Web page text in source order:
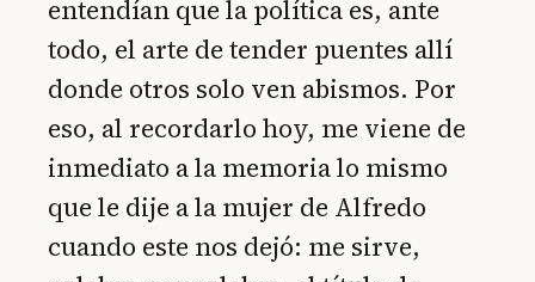
entendían que la política es, ante
todo, el arte de tender puentes allí
donde otros solo ven abismos. Por
eso, al recordarlo hoy, me viene de
inmediato a la memoria lo mismo
que le dije a la mujer de Alfredo
cuando este nos dejó: me sirve,